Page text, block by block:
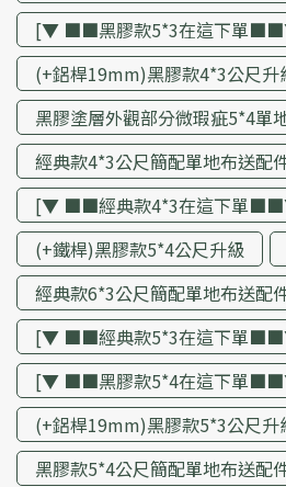
[▼ ■■黑膠款5*3在這下單
(+鋁桿19mm)黑膠款4*3公尺升
黑膠塗層外觀部分微瑕疵5*4單
經典款4*3公尺簡配單地布送配
[▼ ■■經典款4*3在這下單
(+鐵桿)黑膠款5*4公尺升級
經典款6*3公尺簡配單地布送配
[▼ ■■經典款5*3在這下單
[▼ ■■黑膠款5*4在這下單
(+鋁桿19mm)黑膠款5*3公尺升
黑膠款5*4公尺簡配單地布送配